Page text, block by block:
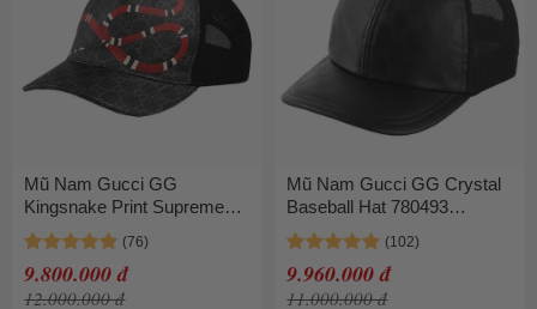
Mũ Nam Gucci GG
Kingsnake Print Supreme
Baseball Black Màu Đen
Họa Tiết Size M
9.800.000 đ
12.000.000 đ
Mũ Nam Gucci GG Crystal
Baseball Hat 780493
4HA8M 1060 Màu Đen Size
M
9.960.000 đ
11.000.000 đ